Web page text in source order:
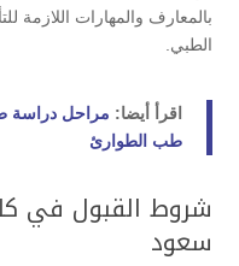
بالمعارف والمهارات اللازمة
الطبي.
اقرأ أيضا:
طب الطوارئ
شروط القبول في
سعود